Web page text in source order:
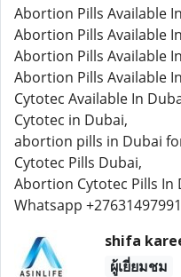
Abortion Pills Available
Abortion Pills Available
Abortion Pills Available
Abortion Pills Available
Cytotec Available In
Cytotec in Dubai,
abortion pills in Dubai
Cytotec Pills Dubai,
Abortion Cytotec Pills In
Whatsapp +27631497991
shifa
ผู้เยี่ยมชม